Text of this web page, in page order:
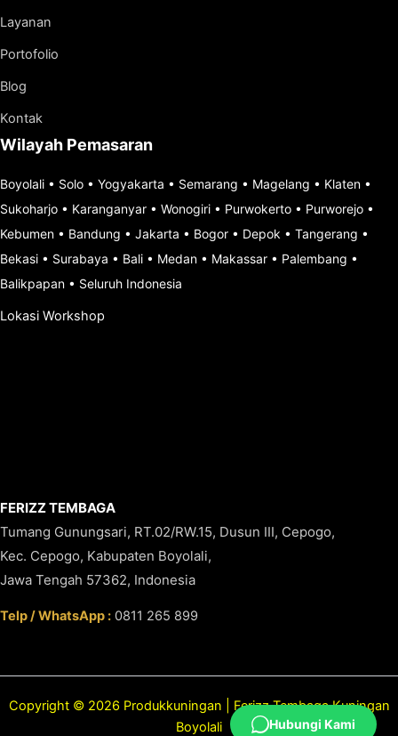
Layanan
Portofolio
Blog
Kontak
Wilayah Pemasaran
Boyolali • Solo • Yogyakarta • Semarang • Magelang • Klaten •
Sukoharjo • Karanganyar • Wonogiri • Purwokerto • Purworejo •
Kebumen • Bandung • Jakarta • Bogor • Depok • Tangerang •
Bekasi • Surabaya • Bali • Medan • Makassar • Palembang •
Balikpapan • Seluruh Indonesia
Lokasi Workshop
FERIZZ TEMBAGA
Tumang Gunungsari, RT.02/RW.15, Dusun III, Cepogo,
Kec. Cepogo, Kabupaten Boyolali,
Jawa Tengah 57362, Indonesia
Telp / WhatsApp : 0811 265 899
Copyright © 2026 Produkkuningan | Ferizz Tembaga Kuningan
Boyolali
Hubungi Kami